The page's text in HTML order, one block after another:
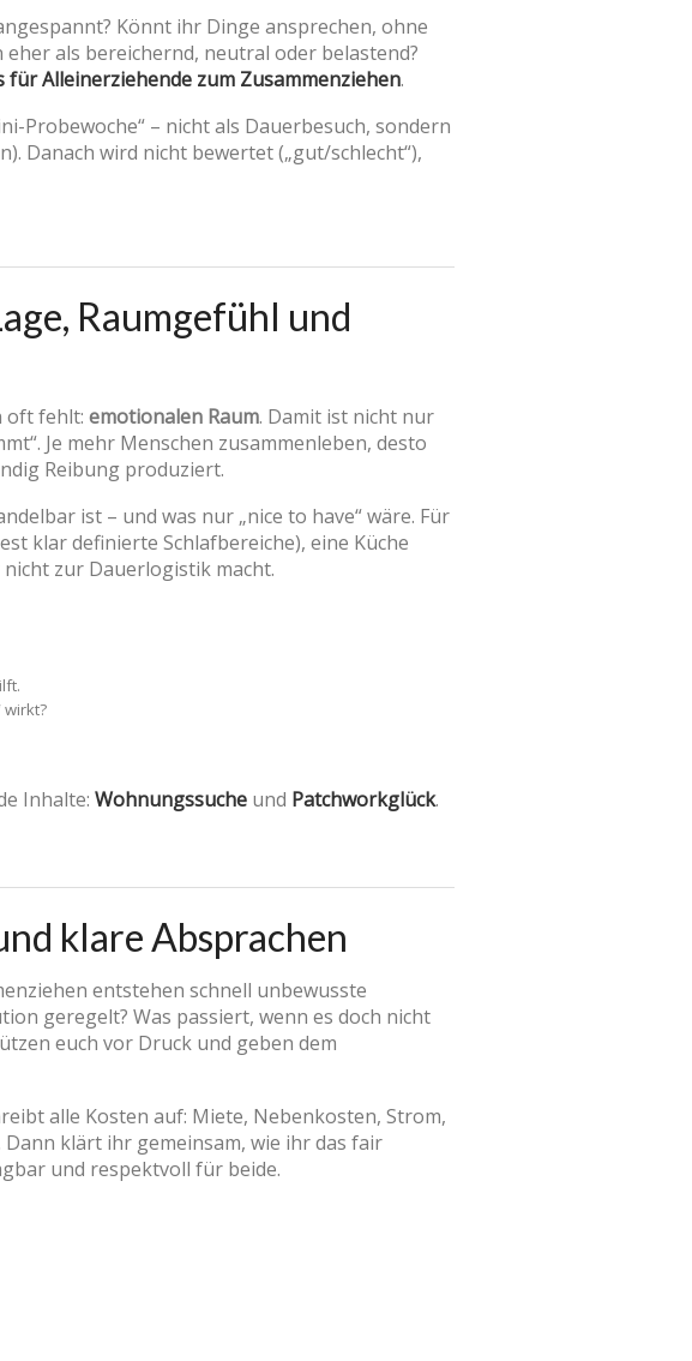
Könnt ihr Dinge ansprechen, ohne
als bereichernd, neutral oder belastend?
für Alleinerziehende zum Zusammenziehen.
Probewoche“ – nicht als Dauerbesuch, sondern
Danach wird nicht bewertet („gut/schlecht“),
Raumgefühl und
oft fehlt: emotionalen Raum. Damit ist nicht nur
Je mehr Menschen zusammenleben, desto
Reibung produziert.
ist – und was nur „nice to have“ wäre. Für
klar definierte Schlafbereiche), eine Küche
zur Dauerlogistik macht.
wirkt?
Inhalte: Wohnungssuche und Patchworkglück.
klare Absprachen
entstehen schnell unbewusste
geregelt? Was passiert, wenn es doch nicht
euch vor Druck und geben dem
alle Kosten auf: Miete, Nebenkosten, Strom,
klärt ihr gemeinsam, wie ihr das fair
und respektvoll für beide.